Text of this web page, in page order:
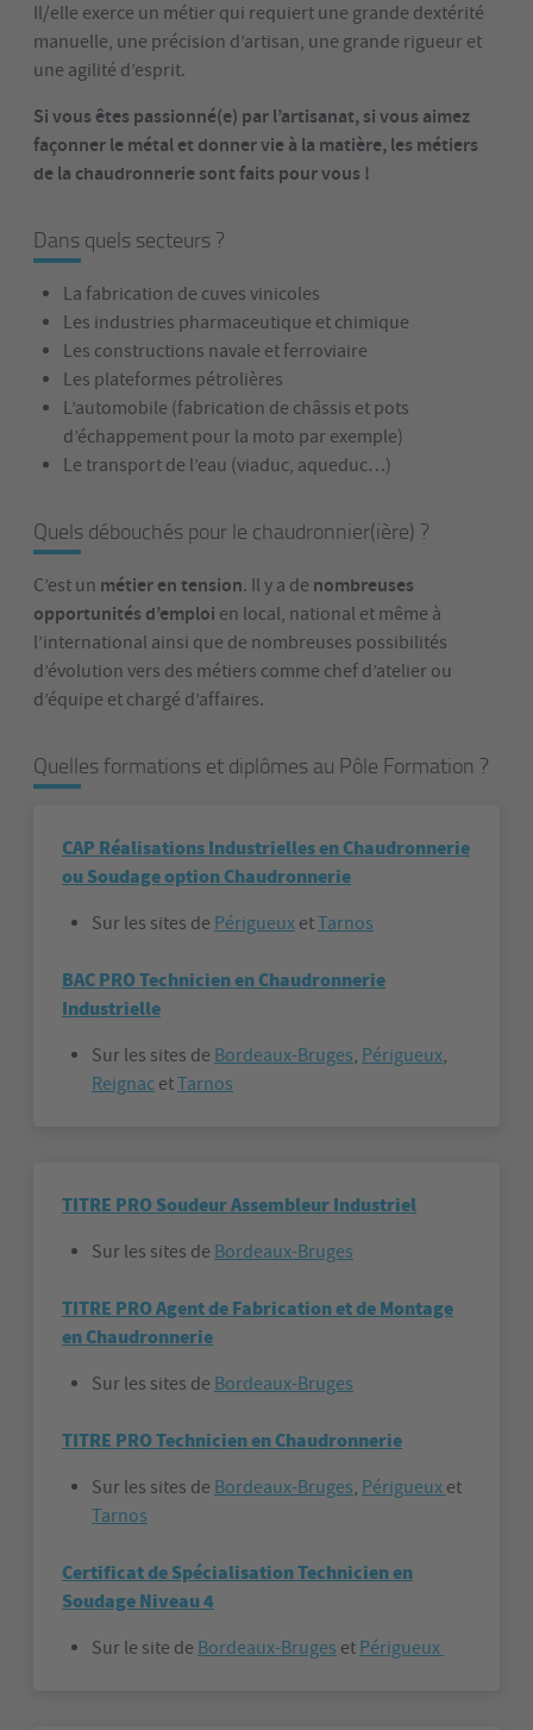
Il/elle exerce un métier qui requiert une grande dextérité
manuelle, une précision d’artisan, une grande rigueur et
une agilité d’esprit.
Si vous êtes passionné(e) par l’artisanat, si vous aimez
façonner le métal et donner vie à la matière, les métiers
de la chaudronnerie sont faits pour vous !
Dans quels secteurs ?
La fabrication de cuves vinicoles
Les industries pharmaceutique et chimique
Les constructions navale et ferroviaire
Les plateformes pétrolières
L’automobile (fabrication de châssis et pots
d’échappement pour la moto par exemple)
Le transport de l’eau (viaduc, aqueduc…)
Quels débouchés pour le chaudronnier(ière) ?
C’est un métier en tension. Il y a de nombreuses
opportunités d’emploi en local, national et même à
l’international ainsi que de nombreuses possibilités
d’évolution vers des métiers comme chef d’atelier ou
d’équipe et chargé d’affaires.
Quelles formations et diplômes au Pôle Formation ?
CAP Réalisations Industrielles en Chaudronnerie
ou Soudage option Chaudronnerie
Sur les sites de Périgueux etTarnos
BAC PRO Technicien en Chaudronnerie
Industrielle
Sur les sites de Bordeaux-Bruges, Périgueux,
Reignac etTarnos
TITRE PRO Soudeur Assembleur Industriel
Sur les sites de Bordeaux-Bruges
TITRE PRO Agent de Fabrication et de Montage
en Chaudronnerie
Sur les sites de Bordeaux-Bruges
TITRE PRO Technicien en Chaudronnerie
Sur les sites de Bordeaux-Bruges, Périgueux et
Tarnos
Certificat de Spécialisation Technicien en
Soudage Niveau 4
Sur le site de Bordeaux-Bruges et Périgueux